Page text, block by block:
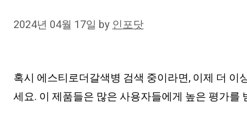
2024년 04월 17일 by인포닷
혹시 에스티로더갈색병 검색 중이라면, 이제 더
세요. 이 제품들은 많은 사용자들에게 높은 평가